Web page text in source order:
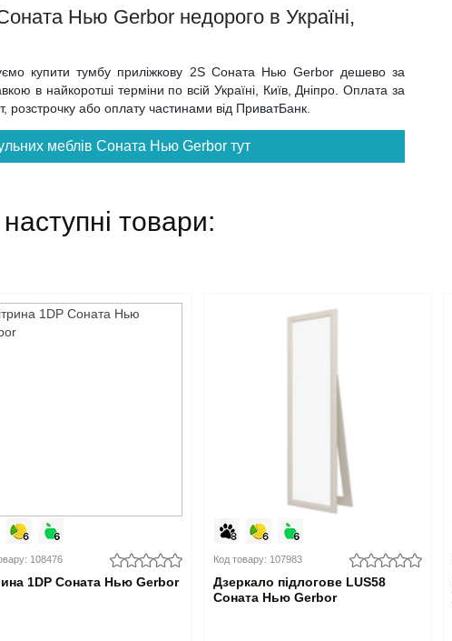
Нью Gerbor недорого в Україні,
купити тумбу приліжкову 2S Соната Нью Gerbor дешево за
в найкоротші терміни по всій Україні, Київ, Дніпро. Оплата за
розстрочку або оплату частинами від ПриватБанк.
меблів Соната Нью Gerbor тут
товари:
108476
1DP Соната Нью Gerbor
Код товару: 107983
Дзеркало підлогове LUS58
Соната Нью Gerbor